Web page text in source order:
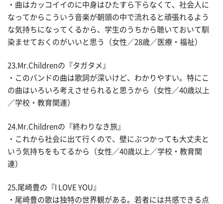
・曲はカッコイイのに中身はひたすら下らなくて、社会人に
なってからこういう音楽が朝頭の中で流れると頑張れるよう
な気持ちになってくるから、学生のうちから聴いておいて馴
染ませておくのがいいと思う（女性／28歳／医療・福祉）
23.Mr.Childrenの『タガタメ』
・このバンドの曲は歌詞が深いけど、わかりやすい。特にこ
の曲はいろいろ考えさせられると思うから（女性／40歳以上
／学校・教育関連）
24.Mr.Childrenの『終わりなき旅』
・これから社会に出て行くので、壁にぶつかっても大丈夫と
いう気持ちをもてるから（女性／40歳以上／学校・教育関
連）
25.尾崎豊の『I LOVE YOU』
・尾崎豊の歌は独特の世界観がある。若者には共感できる点